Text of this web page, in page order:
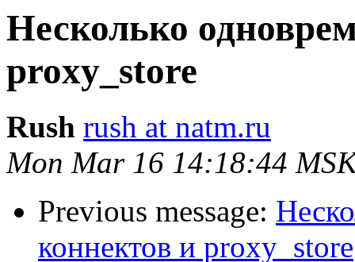
Несколько
proxy_store
Rush rush at natm.ru
Mon Mar 16 14:18:44
Previous message:
коннектов и proxy_store